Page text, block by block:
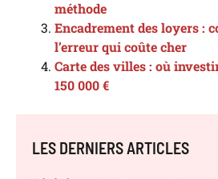
méthode
Encadrement des loyers :
l’erreur qui coûte cher
Carte des villes : où
150 000 €
LES DERNIERS ARTICLES